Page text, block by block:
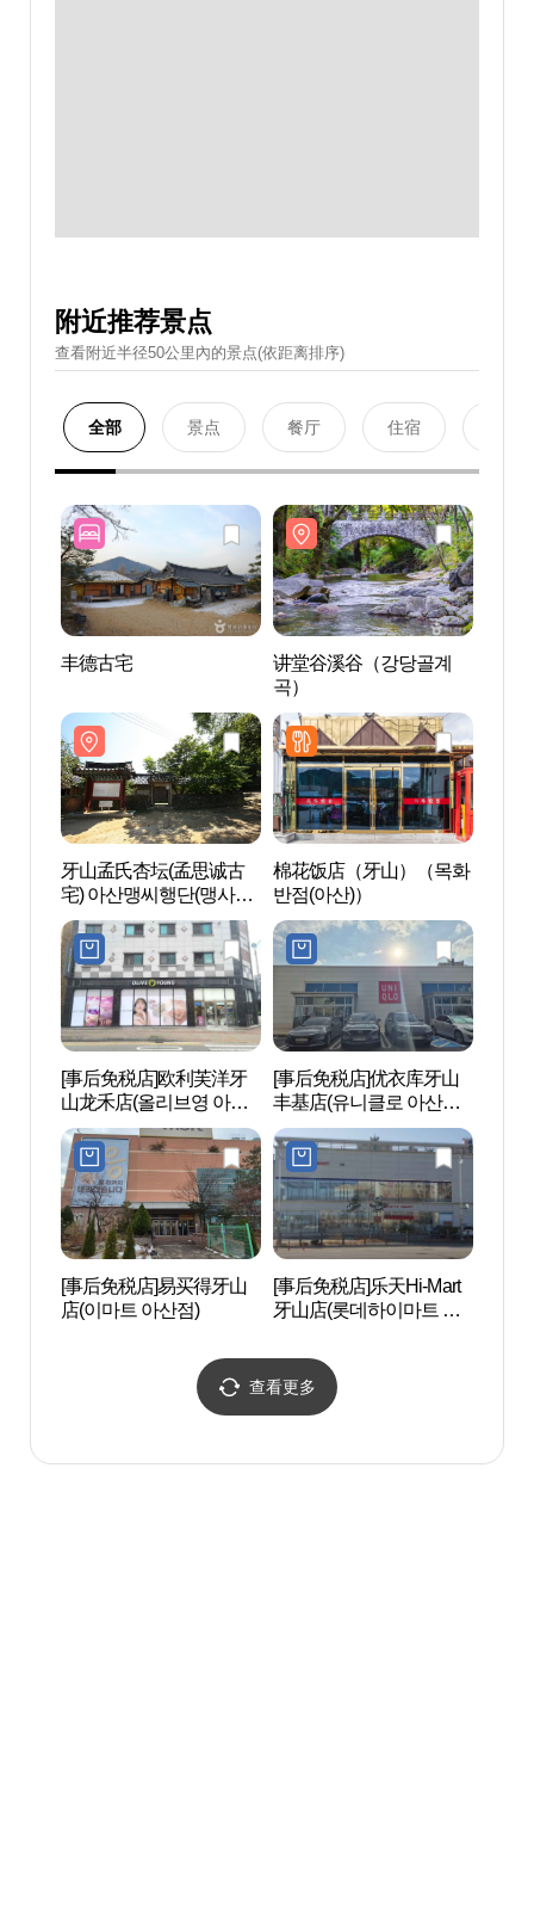
附近推荐景点
查看附近半径50公里內的景点(依距离排序)
全部 景点 餐厅 住宿
丰德古宅
讲堂谷溪谷（강당골계
곡）
牙山孟氏杏坛(孟思诚古
宅) 아산맹씨행단(맹사성
고택)
棉花饭店（牙山）（목화
반점(아산)）
[事后免税店]欧利芙洋牙
山龙禾店(올리브영 아산
용화점)
[事后免税店]优衣库牙山
丰基店(유니클로 아산풍
기점)
[事后免税店]易买得牙山
店(이마트 아산점)
[事后免税店]乐天Hi-Mart
牙山店(롯데하이마트 아
查看更多